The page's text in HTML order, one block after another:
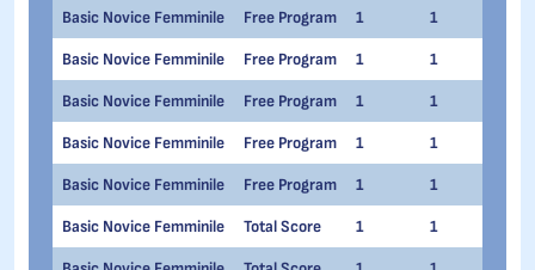
Basic Novice Femminile Free Program 1 1
Basic Novice Femminile Free Program 1 1
Basic Novice Femminile Free Program 1 1
Basic Novice Femminile Free Program 1 1
Basic Novice Femminile Free Program 1 1
Basic Novice Femminile Total Score 1 1